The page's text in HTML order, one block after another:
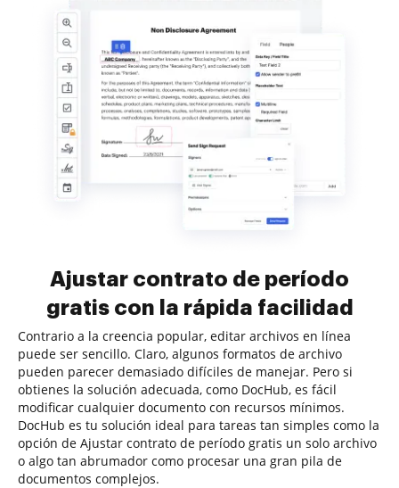
Ajustar contrato de período
gratis con la rápida facilidad
Contrario a la creencia popular, editar archivos en línea
puede ser sencillo. Claro, algunos formatos de archivo
pueden parecer demasiado difíciles de manejar. Pero si
obtienes la solución adecuada, como DocHub, es fácil
modificar cualquier documento con recursos mínimos.
DocHub es tu solución ideal para tareas tan simples como la
opción de Ajustar contrato de período gratis un solo archivo
o algo tan abrumador como procesar una gran pila de
documentos complejos.